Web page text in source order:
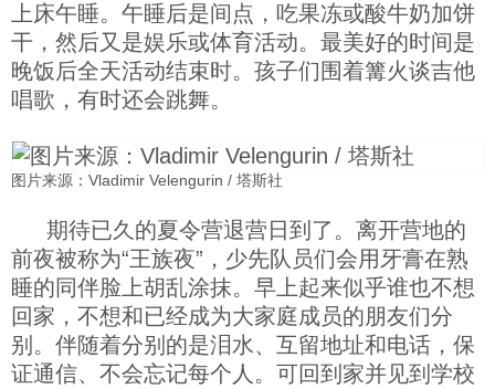
上床午睡。午睡后是间点，吃果冻或酸牛奶加饼
干，然后又是娱乐或体育活动。最美好的时间是
晚饭后全天活动结束时。孩子们围着篝火谈吉他
唱歌，有时还会跳舞。
图片来源：Vladimir Velengurin / 塔斯社
期待已久的夏令营退营日到了。离开营地的
前夜被称为“王族夜”，少先队员们会用牙膏在熟
睡的同伴脸上胡乱涂抹。早上起来似乎谁也不想
回家，不想和已经成为大家庭成员的朋友们分
别。伴随着分别的是泪水、互留地址和电话，保
证通信、不会忘记每个人。可回到家并见到学校